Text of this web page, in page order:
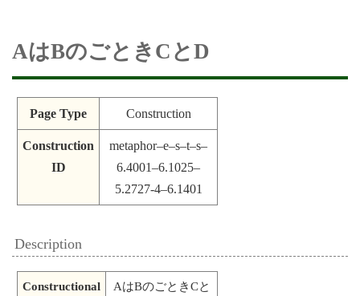
AはBのごときCとD
Page Type Construction
Construction
ID
metaphor–e–s–t–s–
6.4001–6.1025–
5.2727-4–6.1401
Description
Constructional
AはBのごときCと